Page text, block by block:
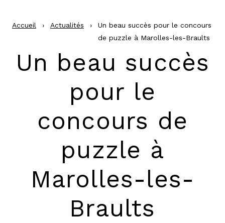
Accueil › Actualités ›
Un beau succès pour le concours
de puzzle à Marolles-les-Braults
Un beau succès
pour le
concours de
puzzle à
Marolles-les-
Braults